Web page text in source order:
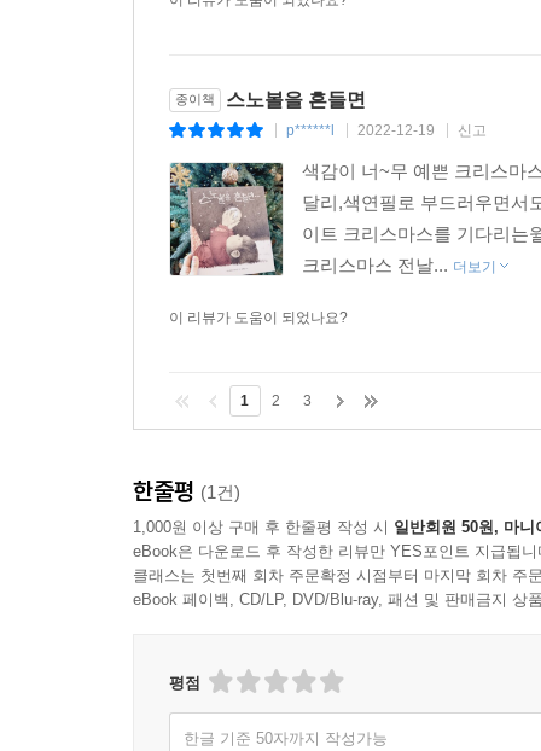
종이책 스노볼을 흔들면
p******l 2022-12-19 신고
색감이 너~무 예쁜 크리스마
달리,색연필로 부드러우면서
이트 크리스마스를 기다리는
크리스마스 전날... 더보기
이 리뷰가 도움이 되었나요?
1 2 3
한줄평 (1건)
1,000원 이상 구매 후 한줄평 작성 시 일반회원 50원, 마니
eBook은 다운로드 후 작성한 리뷰만 YES포인트 지급됩니
클래스는 첫번째 회차 주문확정 시점부터 마지막 회차 주
eBook 페이백, CD/LP, DVD/Blu-ray, 패션 및 판매금지 상
평점
한글 기준 50자까지 작성가능